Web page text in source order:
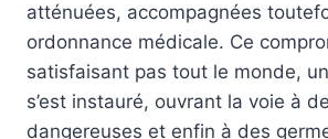
atténuées, accompagnées
ordonnance médicale. Ce
satisfaisant pas tout le monde,
s’est instauré, ouvrant la voie à
dangereuses et enfin à des